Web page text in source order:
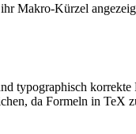
Makro-Kürzel
typographisch
da Formeln in TeX